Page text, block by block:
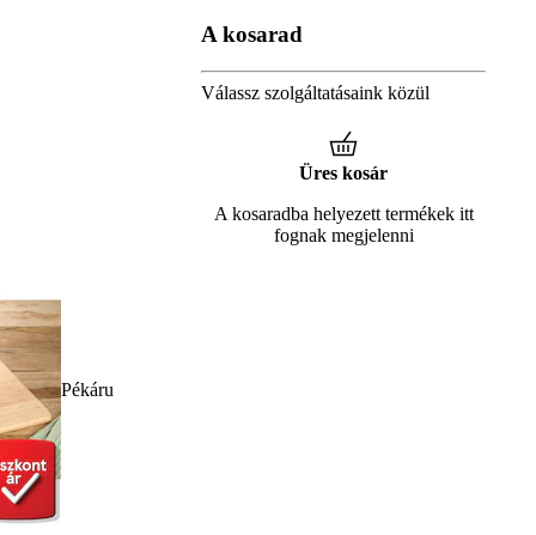
Pékáru
A kosarad
Válassz szolgáltatásaink közül
Üres kosár
A kosaradba helyezett termékek itt
fognak megjelenni